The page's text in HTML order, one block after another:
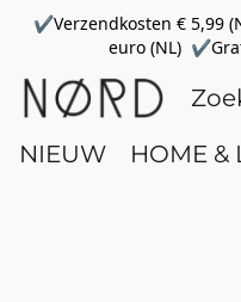
✔Verzendkosten € 5,99
euro (NL)
NIEUW HOME &